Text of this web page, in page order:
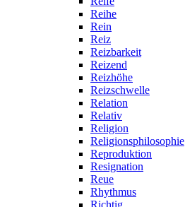
Reihe
Rein
Reiz
Reizbarkeit
Reizend
Reizhöhe
Reizschwelle
Relation
Relativ
Religion
Religionsphilosophie
Reproduktion
Resignation
Reue
Rhythmus
Richtig